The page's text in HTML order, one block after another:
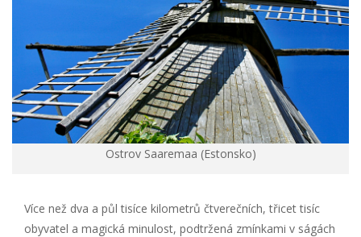
Ostrov Saaremaa (Estonsko)
Více než dva a půl tisíce kilometrů čtverečních, třicet tisíc
obyvatel a magická minulost, podtržená zmínkami v ságách